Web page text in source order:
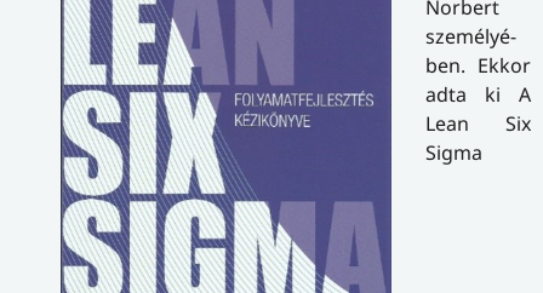
Norbert
sze­mé­lyé­
ben. Ekkor
adta ki A
Lean Six
Sigma